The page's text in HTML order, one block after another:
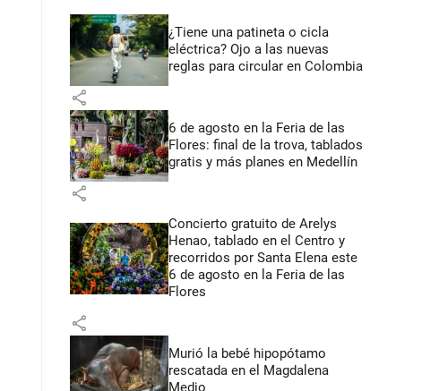
¿Tiene una patineta o cicla
eléctrica? Ojo a las nuevas
reglas para circular en Colombia
share
6 de agosto en la Feria de las
Flores: final de la trova, tablados
gratis y más planes en Medellín
share
Concierto gratuito de Arelys
Henao, tablado en el Centro y
recorridos por Santa Elena este
6 de agosto en la Feria de las
Flores
share
Murió la bebé hipopótamo
rescatada en el Magdalena
Medio